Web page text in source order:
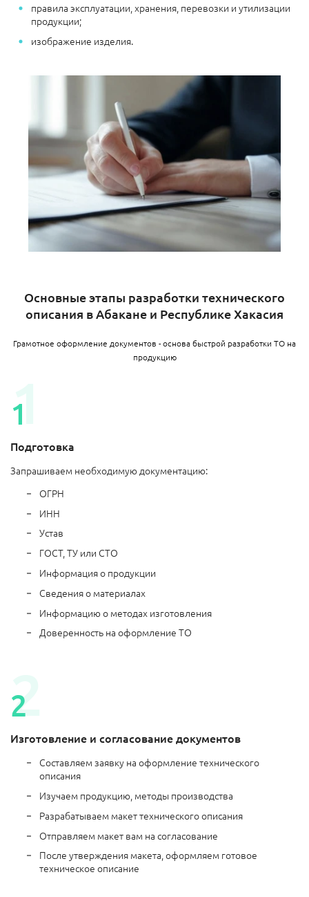
правила эксплуатации, хранения, перевозки и утилизации
продукции;
изображение изделия.
Основные этапы разработки технического
описания в Абакане и Республике Хакасия
Грамотное оформление документов - основа быстрой разработки ТО на
продукцию
Подготовка
Запрашиваем необходимую документацию:
ОГРН
ИНН
Устав
ГОСТ, ТУ или СТО
Информация о продукции
Сведения о материалах
Информацию о методах изготовления
Доверенность на оформление ТО
Изготовление и согласование документов
Составляем заявку на оформление технического
описания
Изучаем продукцию, методы производства
Разрабатываем макет технического описания
Отправляем макет вам на согласование
После утверждения макета, оформляем готовое
техническое описание